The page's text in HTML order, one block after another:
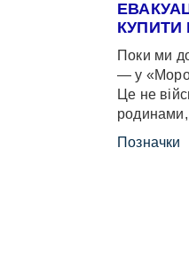
КУПИТИ
Поки ми
— у
Це не
Позначки